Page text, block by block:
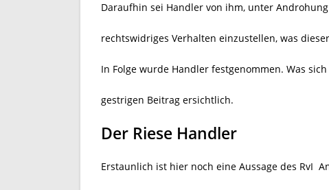
Daraufhin sei Handler von ihm, unter
rechtswidriges Verhalten einzustellen, was
In Folge wurde Handler festgenommen. Was
gestrigen Beitrag ersichtlich.
Der Riese Handler
Erstaunlich ist hier noch eine Aussage des RvI